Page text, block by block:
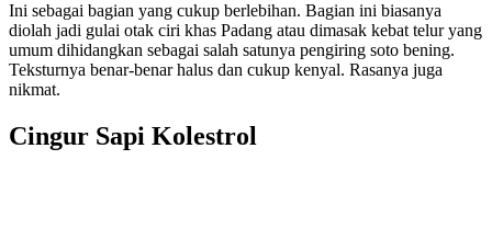
Ini sebagai bagian yang cukup berlebihan. Bagian ini biasanya
diolah jadi gulai otak ciri khas Padang atau dimasak kebat telur yang
umum dihidangkan sebagai salah satunya pengiring soto bening.
Teksturnya benar-benar halus dan cukup kenyal. Rasanya juga
nikmat.
Cingur Sapi Kolestrol